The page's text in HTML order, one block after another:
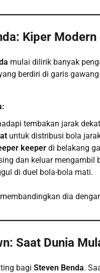
Kiper
mulai dilirik banyak
berdiri di garis
tembakan jarak
untuk distribusi bola
keeper di belakang
dan keluar mengambil
di duel bola-bola mati.
dia
Saat Dunia
bagi Steven Benda.